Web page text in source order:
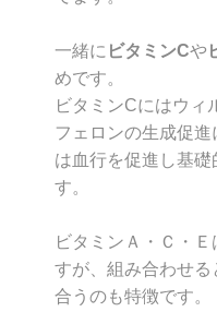
一緒に ビタミンCや
めです。
ビタミンCにはウィ
フェロンの生成促
は血行を促進し基礎
す。
ビタミンＡ・Ｃ・
すが、組み合わせ
合うのも特徴です。